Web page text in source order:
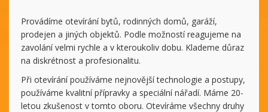
Provádíme otevírání bytů, rodinných domů, garáží,
prodejen a jiných objektů. Podle možností reagujeme na
zavolání velmi rychle a v kteroukoliv dobu. Klademe důraz
na diskrétnost a profesionalitu.
Při otevírání používáme nejnovější technologie a postupy,
používáme kvalitní přípravky a speciální nářadí. Máme 20-
letou zkušenost v tomto oboru. Otevíráme všechny druhy